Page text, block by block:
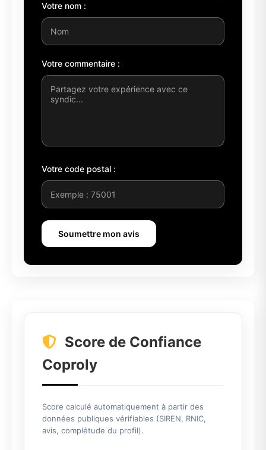
Votre nom :
Votre commentaire :
Votre code postal :
Soumettre mon avis
Score de Confiance
Coproly
Score calculé automatiquement à partir des
données publiques vérifiables (SIREN, RNIC,
avis, complétude du profil).